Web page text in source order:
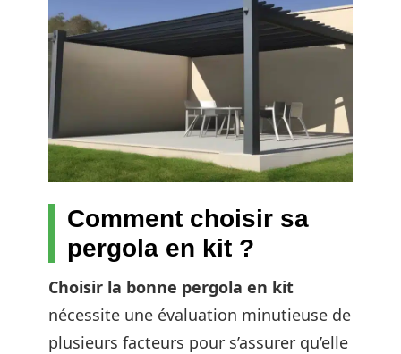
Comment choisir sa
pergola en kit ?
Choisir la bonne pergola en kit
nécessite une évaluation minutieuse de
plusieurs facteurs pour s’assurer qu’elle